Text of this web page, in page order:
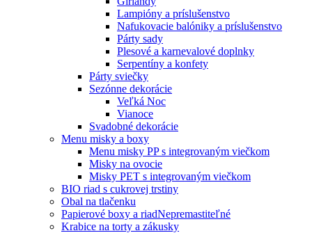
Lampióny a príslušenstvo
Nafukovacie balóniky a príslušenstvo
Párty sady
Plesové a karnevalové doplnky
Serpentíny a konfety
Párty sviečky
Sezónne dekorácie
Veľká Noc
Vianoce
Svadobné dekorácie
Menu misky a boxy
Menu misky PP s integrovaným viečkom
Misky na ovocie
Misky PET s integrovaným viečkom
BIO riad s cukrovej trstiny
Obal na tlačenku
Papierové boxy a riadNepremastiteľné
Krabice na torty a zákusky